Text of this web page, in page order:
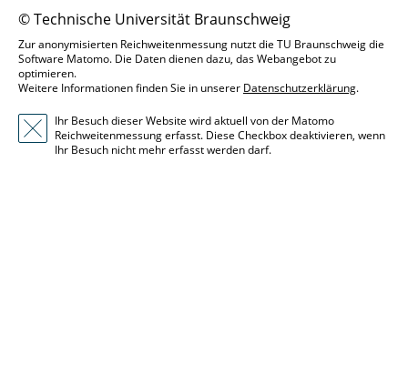
© Technische Universität Braunschweig
Zur anonymisierten Reichweitenmessung nutzt die TU Braunschweig die
Software Matomo. Die Daten dienen dazu, das Webangebot zu
optimieren.
Weitere Informationen finden Sie in unserer Datenschutzerklärung.
Ihr Besuch dieser Website wird aktuell von der Matomo
Reichweitenmessung erfasst. Diese Checkbox deaktivieren, wenn
Ihr Besuch nicht mehr erfasst werden darf.